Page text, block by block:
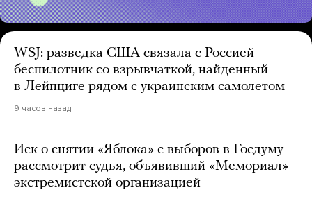
WSJ: разведка США связала с Россией
беспилотник со взрывчаткой, найденный
в Лейпциге рядом с украинским самолетом
9 часов назад
Иск о снятии «Яблока» с выборов в Госдуму
рассмотрит судья, объявивший «Мемориал»
экстремистской организацией